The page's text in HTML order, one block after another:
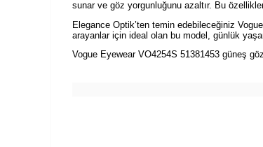
sunar ve göz yorgunluğunu azaltır. Bu
Elegance Optik’ten temin edebileceğiniz
arayanlar için ideal olan bu model, günlük
Vogue Eyewear VO4254S 51381453 güneş